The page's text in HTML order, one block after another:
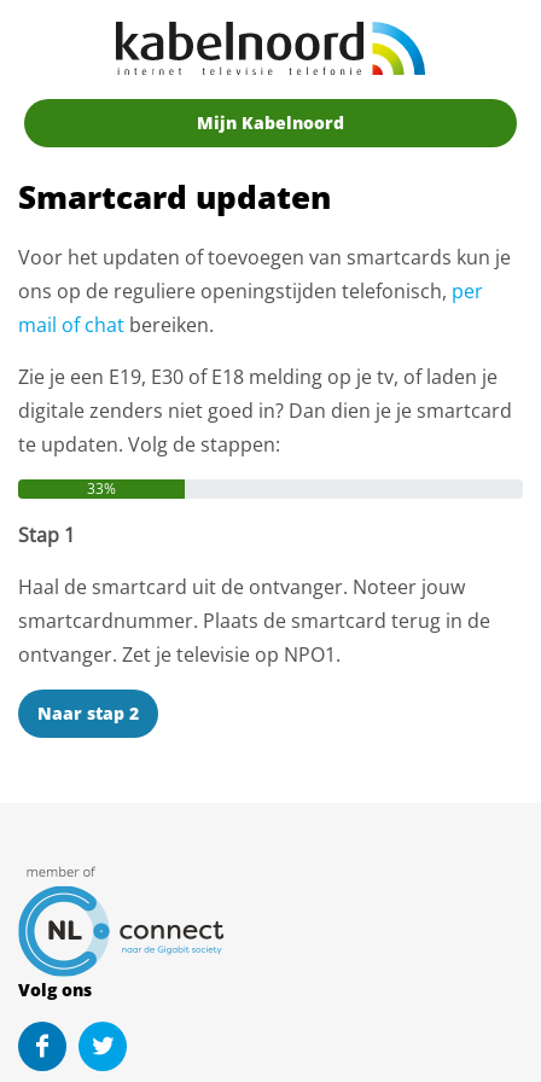
Mijn Kabelnoord
Smartcard updaten
Voor het updaten of toevoegen van smartcards kun je
ons op de reguliere openingstijden telefonisch, per
mail of chat bereiken.
Zie je een E19, E30 of E18 melding op je tv, of laden je
digitale zenders niet goed in? Dan dien je je smartcard
te updaten. Volg de stappen:
33%
Stap 1
Haal de smartcard uit de ontvanger. Noteer jouw
smartcardnummer. Plaats de smartcard terug in de
ontvanger. Zet je televisie op NPO1.
Naar stap 2
Volg ons